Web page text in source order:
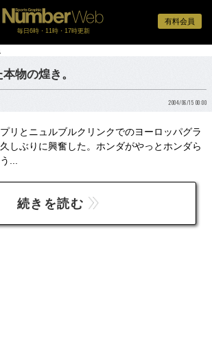
有料会員
毎日6時・11時・17時更新
物の煌き。
2004/06/15 00:00
リとニュルブルクリンクでのヨーロッパグラ
しぶりに興奮した。ホンダがやっとホンダら
...
続きを読む